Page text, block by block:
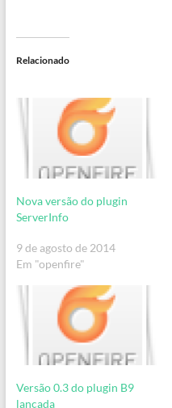
Relacionado
Nova versão do plugin
ServerInfo
9 de agosto de 2014
Em "openfire"
Versão 0.3 do plugin B9
lançada